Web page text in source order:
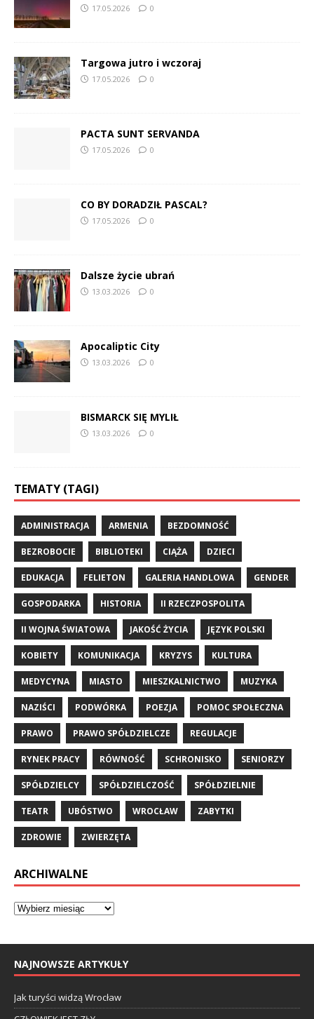
17.05.2026 0
Targowa jutro i wczoraj
17.05.2026 0
PACTA SUNT SERVANDA
17.05.2026 0
CO BY DORADZIŁ PASCAL?
17.05.2026 0
Dalsze życie ubrań
13.03.2026 0
Apocaliptic City
13.03.2026 0
BISMARCK SIĘ MYLIŁ
13.03.2026 0
TEMATY (TAGI)
ADMINISTRACJA ARMENIA BEZDOMNOŚĆ
BEZROBOCIE BIBLIOTEKI CIĄŻA DZIECI
EDUKACJA FELIETON GALERIA HANDLOWA GENDER
GOSPODARKA HISTORIA II RZECZPOSPOLITA
II WOJNA ŚWIATOWA JAKOŚĆ ŻYCIA JĘZYK POLSKI
KOBIETY KOMUNIKACJA KRYZYS KULTURA
MEDYCYNA MIASTO MIESZKALNICTWO MUZYKA
NAZIŚCI PODWÓRKA POEZJA POMOC SPOŁECZNA
PRAWO PRAWO SPÓŁDZIELCZE REGULACJE
RYNEK PRACY RÓWNOŚĆ SCHRONISKO SENIORZY
SPÓŁDZIELCY SPÓŁDZIELCZOŚĆ SPÓŁDZIELNIE
TEATR UBÓSTWO WROCŁAW ZABYTKI
ZDROWIE ZWIERZĘTA
ARCHIWALNE
NAJNOWSZE ARTYKUŁY
Jak turyści widzą Wrocław